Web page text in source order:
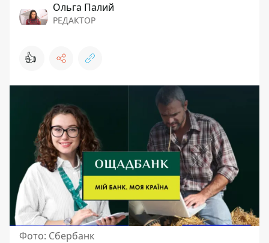
Ольга Палий
РЕДАКТОР
👍
Фото: Сбербанк